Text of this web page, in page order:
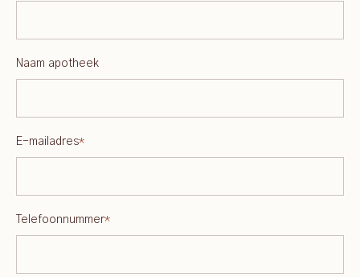
Naam apotheek
E-mailadres*
Telefoonnummer*